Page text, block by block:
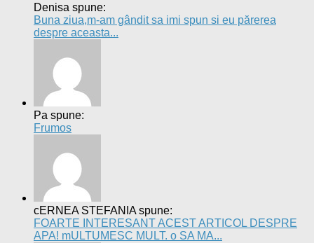
Denisa spune:
Buna ziua,m-am gândit sa imi spun si eu părerea
despre aceasta...
Pa spune:
Frumos
cERNEA STEFANIA spune:
FOARTE INTERESANT ACEST ARTICOL DESPRE
APA! mULTUMESC MULT. o SA MA...